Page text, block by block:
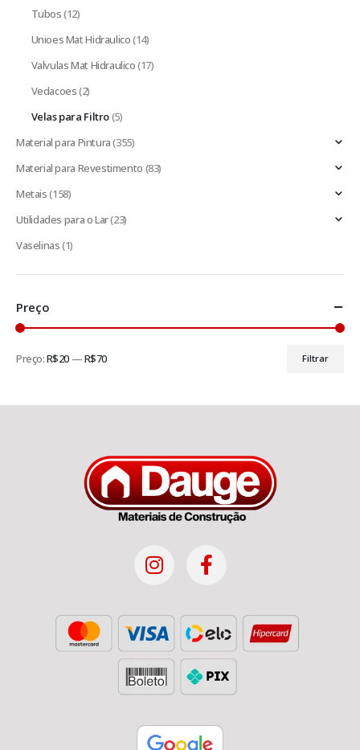
Tubos(12)
Unioes Mat Hidraulico(14)
Valvulas Mat Hidraulico(17)
Vedacoes(2)
Velas para Filtro(5)
Material para Pintura(355)
Material para Revestimento (83)
Metais(158)
Utilidades para o Lar(23)
Vaselinas(1)
Preço
Filtrar
Preço:R$20 —R$70